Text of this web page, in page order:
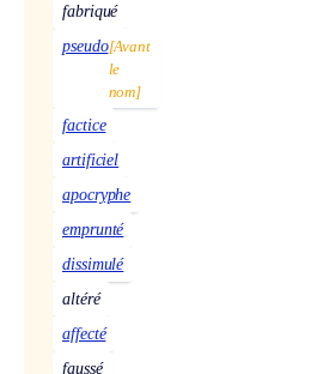
fabriqué
pseudo[Avant
le
nom]
factice
artificiel
apocryphe
emprunté
dissimulé
altéré
affecté
faussé